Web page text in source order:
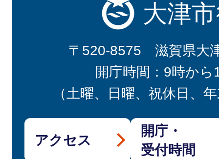
大津
〒520-8575 滋賀県大
開庁時間：9時から
（土曜、日曜、祝休日、
アクセス
開庁・
受付時間